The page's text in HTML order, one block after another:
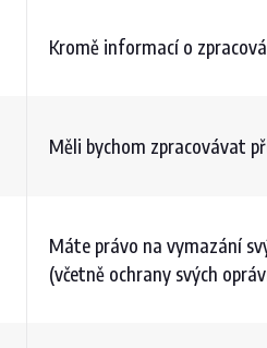
Kromě informací o
Měli bychom zpracovávat
Máte právo na vymazání
(včetně ochrany svých